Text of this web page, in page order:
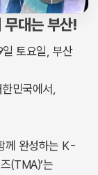
대는 부산!
토요일, 부산
민국에서,
께 완성하는 K-
(TMA)’는